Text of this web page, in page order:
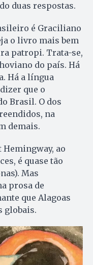
duas respostas.
é Graciliano
o livro mais bem
patropi. Trata-se,
do país. Há
Há a língua
que o
Brasil. O dos
na
demais.
Hemingway, ao
é quase tão
Mas
prosa de
que Alagoas
globais.